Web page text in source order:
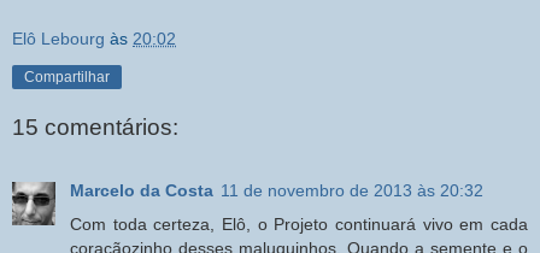
Elô Lebourg às 20:02
Compartilhar
15 comentários:
Marcelo da Costa 11 de novembro de 2013 às 20:32
Com toda certeza, Elô, o Projeto continuará vivo em cada
coraçãozinho desses maluquinhos. Quando a semente e o